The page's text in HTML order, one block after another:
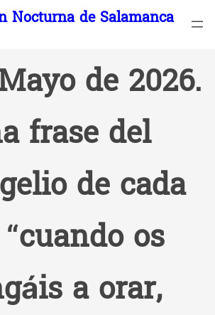
Nocturna de Salamanca
de 2026.
frase del
de cada
os
a orar,